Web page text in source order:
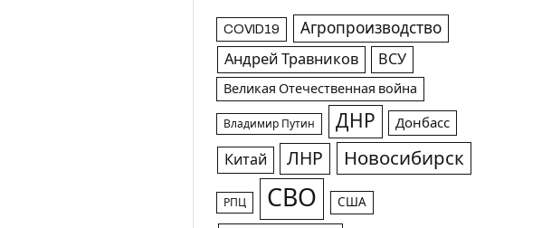
COVID19 Агропроизводство
Андрей Травников ВСУ
Великая Отечественная война
Владимир Путин ДНР Донбасс
Китай ЛНР Новосибирск
РПЦ СВО США